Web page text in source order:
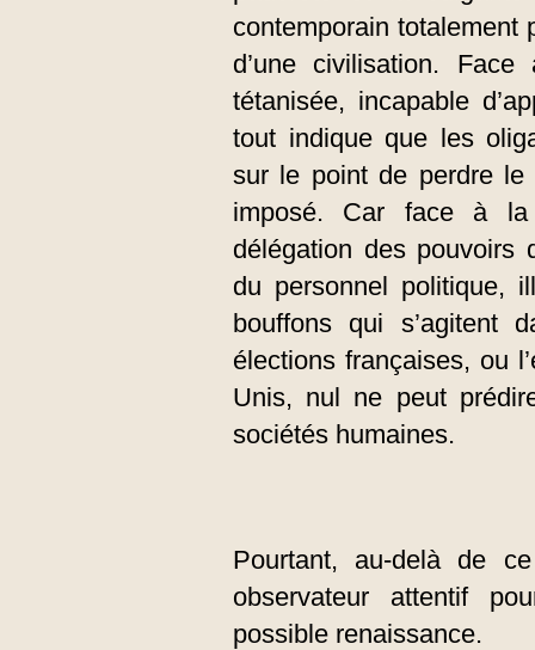
contemporain totalement
d’une civilisation.
tétanisée, incapable
tout indique que les
sur le point de perdre le
imposé. Car face à la
délégation des pouvoirs
du personnel politique,
bouffons qui s’agitent
élections françaises, ou
Unis, nul ne peut
sociétés humaines.
Pourtant, au-delà de
observateur attentif
possible renaissance.